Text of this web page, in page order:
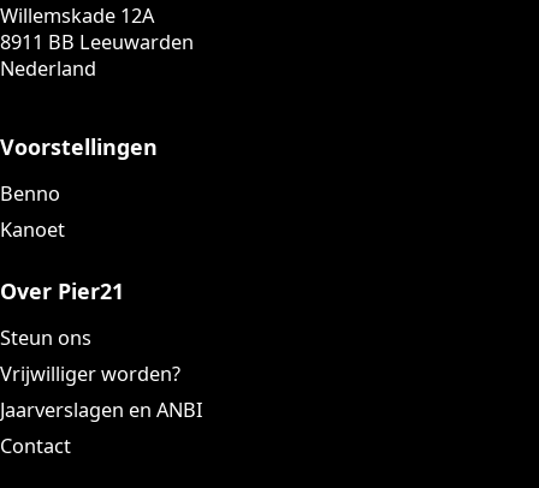
Willemskade 12A
8911 BB Leeuwarden
Nederland
Voorstellingen
Benno
Kanoet
Over Pier21
Steun ons
Vrijwilliger worden?
Jaarverslagen en ANBI
Contact